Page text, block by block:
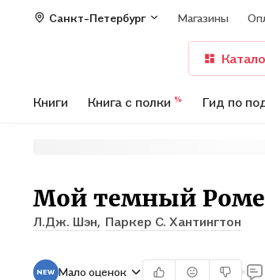
Санкт-Петербург Магазины
Книги Книга с полки % Гид по
Мой темный
Л.Дж. Шэн, Паркер С. Хантингтон
Мало оценок